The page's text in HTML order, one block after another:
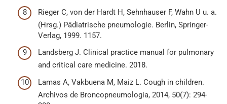
Rieger C, von der Hardt H, Sehnhauser F, Wahn U u. a.
(Hrsg.) Pädiatrische pneumologie. Berlin, Springer-
Verlag, 1999. 1157.
Landsberg J. Clinical practice manual for pulmonary
and critical care medicine. 2018.
Lamas A, Vakbuena M, Maiz L. Cough in children.
Archivos de Broncopneumologia, 2014, 50(7): 294-